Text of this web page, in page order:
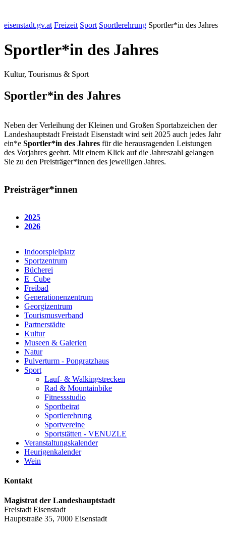
eisenstadt.gv.at Freizeit Sport Sportlerehrung Sportler*in des Jahres
Sportler*in des Jahres
Kultur, Tourismus & Sport
Sportler*in des Jahres
Neben der Verleihung der Kleinen und Großen Sportabzeichen der
Landeshauptstadt Freistadt Eisenstadt wird seit 2025 auch jedes Jahr
ein*e Sportler*in des Jahres für die herausragenden Leistungen
des Vorjahres geehrt. Mit einem Klick auf die Jahreszahl gelangen
Sie zu den Preisträger*innen des jeweiligen Jahres.
Preisträger*innen
2025
2026
Indoorspielplatz
Sportzentrum
Bücherei
E_Cube
Freibad
Generationenzentrum
Georgizentrum
Tourismusverband
Partnerstädte
Kultur
Museen & Galerien
Natur
Pulverturm - Pongratzhaus
Sport
Lauf- & Walkingstrecken
Rad & Mountainbike
Fitnessstudio
Sportbeirat
Sportlerehrung
Sportvereine
Sportstätten - VENUZLE
Veranstaltungskalender
Heurigenkalender
Wein
Kontakt
Magistrat der Landeshauptstadt
Freistadt Eisenstadt
Hauptstraße 35, 7000 Eisenstadt